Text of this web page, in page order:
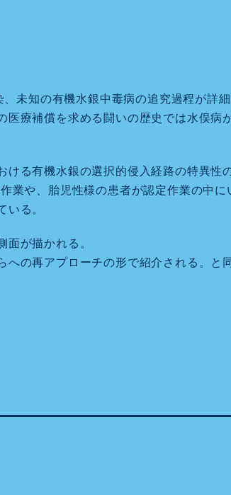
未知の有機水銀中毒病の追究過程が詳細
療補償を求める闘いの歴史では水俣病
る有機水銀の選択的侵入経路の特異性の
業や、胎児性様の患者が認定作業の中
る。
が描かれる。
の再アプローチの形で紹介される。と